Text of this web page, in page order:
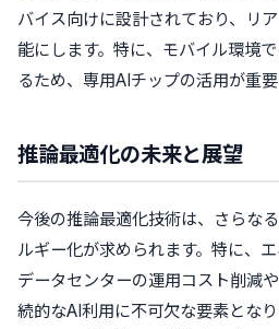
バイス向けに設計されており、リ
能にします。特に、モバイル環境
るため、専用AIチップの活用が重要
推論最適化の未来と展望
今後の推論最適化技術は、さらな
ルギー化が求められます。特に、
データセンターの運用コスト削減
続的なAI利用に不可欠な要素とな